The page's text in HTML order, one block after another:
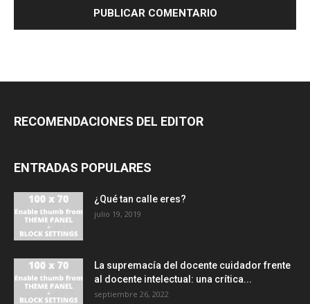
RECOMENDACIONES DEL EDITOR
ENTRADAS POPULARES
¿Qué tan calle eres?
julio 19, 2019
La supremacía del docente cuidador frente
al docente intelectual: una crítica...
septiembre 26, 2022